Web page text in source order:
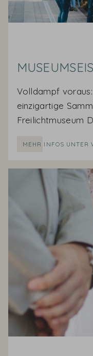
Volldampf
einzigartige
Freilichtmuseum
MEHR INFOS UNTER